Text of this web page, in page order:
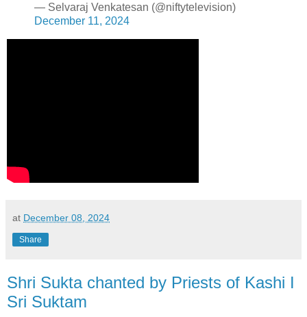
— Selvaraj Venkatesan (@niftytelevision)
December 11, 2024
at December 08, 2024
Share
Shri Sukta chanted by Priests of Kashi I
Sri Suktam